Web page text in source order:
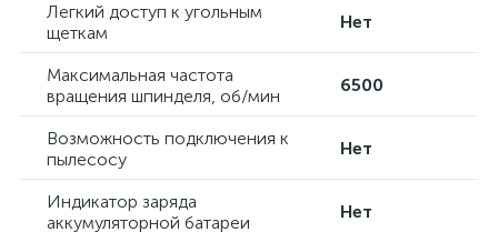
Легкий доступ к угольным
щеткам
Нет
Максимальная частота
вращения шпинделя, об/мин
6500
Возможность подключения к
пылесосу
Нет
Индикатор заряда
аккумуляторной батареи
Нет